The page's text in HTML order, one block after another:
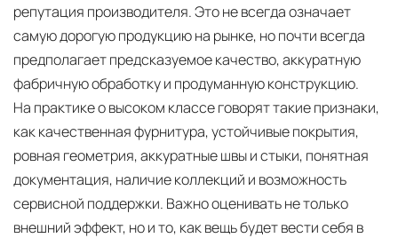
репутация производителя. Это не всегда означает
самую дорогую продукцию на рынке, но почти всегда
предполагает предсказуемое качество, аккуратную
фабричную обработку и продуманную конструкцию.
На практике о высоком классе говорят такие признаки,
как качественная фурнитура, устойчивые покрытия,
ровная геометрия, аккуратные швы и стыки, понятная
документация, наличие коллекций и возможность
сервисной поддержки. Важно оценивать не только
внешний эффект, но и то, как вещь будет вести себя в